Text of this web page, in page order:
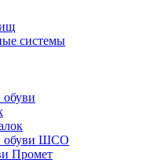
системы
обуви ШСО
Промет